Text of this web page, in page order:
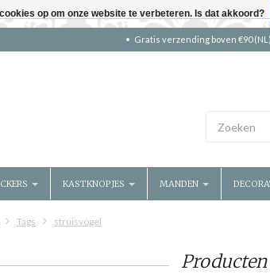
Gratis verzending boven €90 (NL)
KASTKNOPJES MANDEN
Tags struisvogel
op om onze website te verbeteren. Is dat akkoord?